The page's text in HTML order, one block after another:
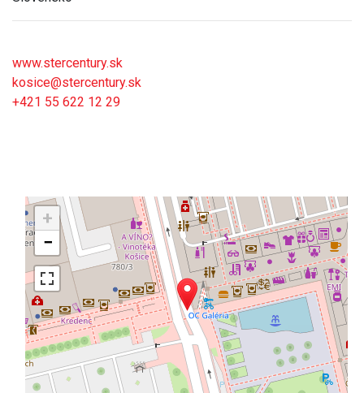
www.stercentury.sk
kosice@stercentury.sk
+421 55 622 12 29
+
−